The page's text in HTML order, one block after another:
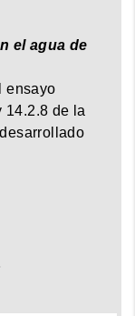
el agua de
ensayo
14.2.8 de la